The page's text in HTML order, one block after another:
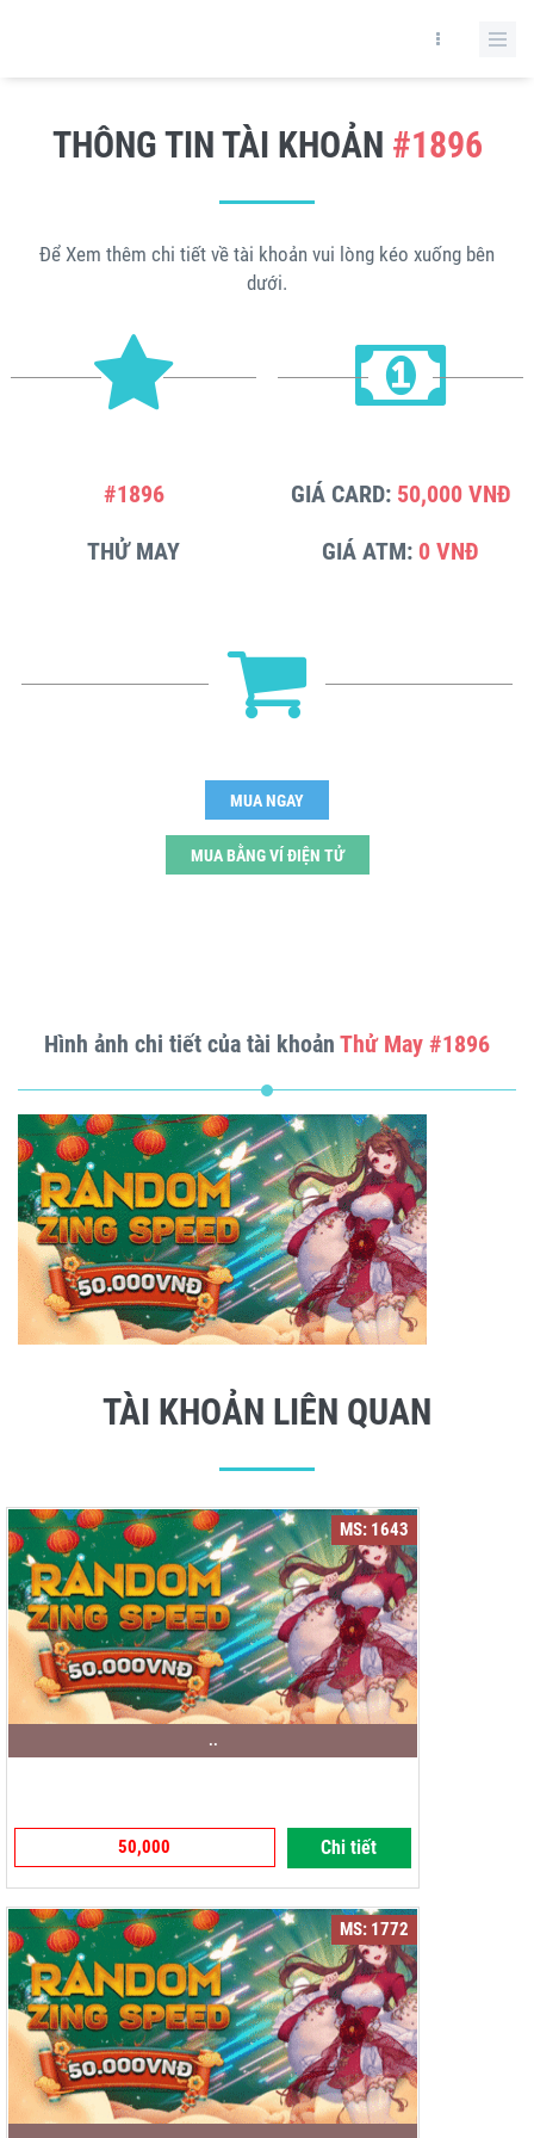
THÔNG TIN TÀI KHOẢN #1896
Để Xem thêm chi tiết về tài khoản vui lòng kéo xuống bên
dưới.
#1896
THỬ MAY
GIÁ CARD: 50,000 VNĐ
GIÁ ATM: 0 VNĐ
MUA NGAY
MUA BẰNG VÍ ĐIỆN TỬ
Hình ảnh chi tiết của tài khoản Thử May #1896
TÀI KHOẢN LIÊN QUAN
MS: 1643
..
50,000 Chi tiết
MS: 1772